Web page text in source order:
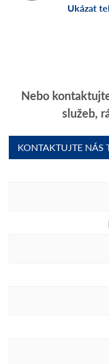
Ukázat
Nebo
služeb,
KONTAKTUJTE NÁS